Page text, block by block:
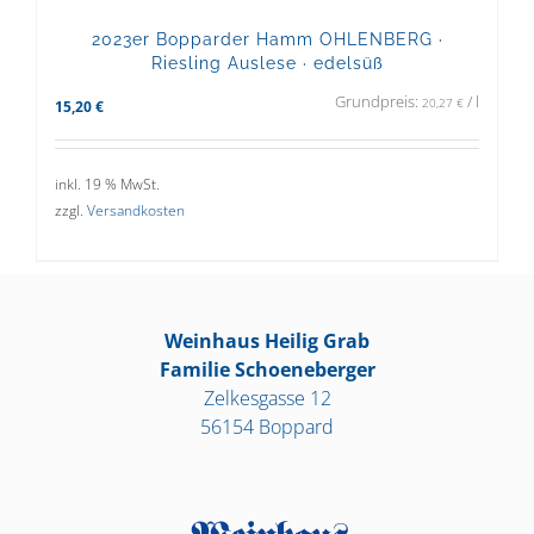
2023er Bopparder Hamm OHLENBERG ·
Riesling Auslese · edelsüß
15,20 € Grundpreis: 20,27 € / l
inkl. 19 % MwSt.
zzgl. Versandkosten
Weinhaus Heilig Grab
Familie Schoeneberger
Zelkesgasse 12
56154 Boppard